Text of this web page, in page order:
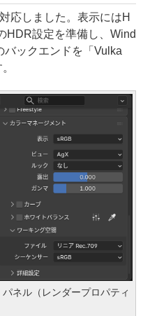
応しました。表示にはH
HDR設定を準備し、Wind
ックエンドを「Vulka
ネル（レンダープロパティ